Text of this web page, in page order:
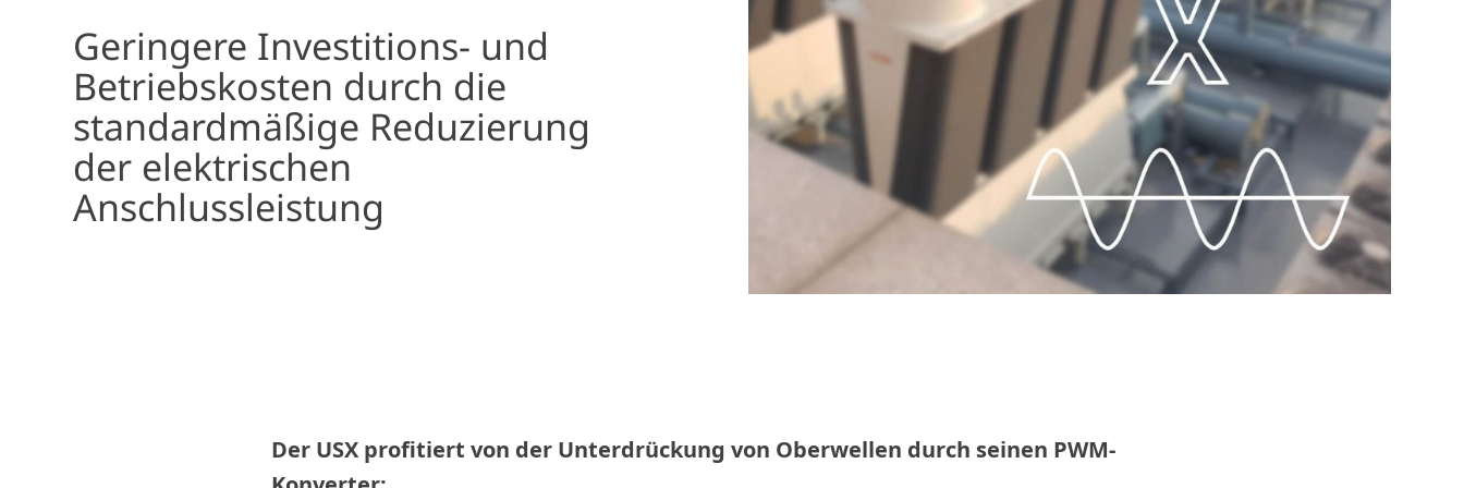
Geringere Investitions- und
Betriebskosten durch die
standardmäßige Reduzierung
der elektrischen
Anschlussleistung
Der USX profitiert von der Unterdrückung von Oberwellen durch seinen PWM-